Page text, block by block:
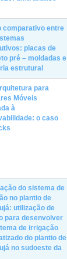
comparativo entre
placas de
pré – moldadas e
estrutural
para
Móveis
à
o caso
do sistema de
no plantio de
utilização de
para desenvolver
de irrigação
do plantio de
no sudoeste da